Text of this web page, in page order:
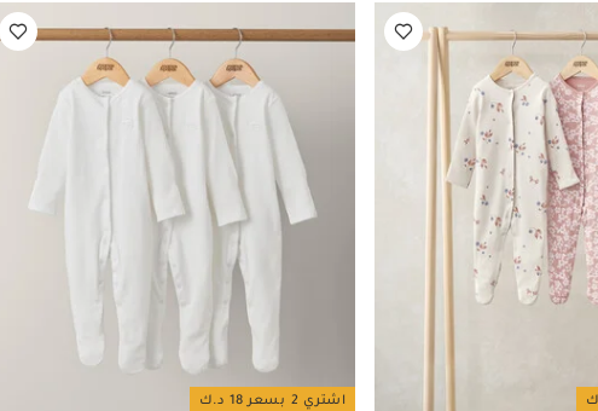
اشتري 2 بسعر 18 د.ك